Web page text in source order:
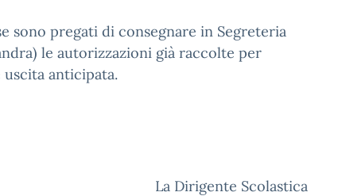
sono pregati di consegnare in Segreteria
le autorizzazioni già raccolte per
anticipata.
La Dirigente Scolastica